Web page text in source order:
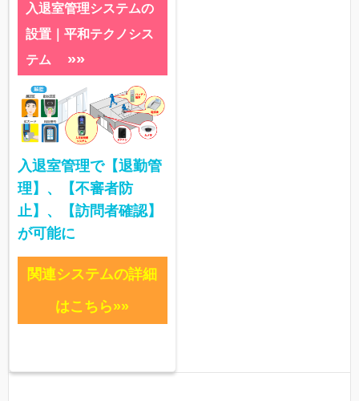
入退室管理システムの
設置｜平和テクノシス
テム
»»
入退室管理で【退勤管
理】、【不審者防
止】、【訪問者確認】
が可能に
関連システムの詳細
はこちら»»